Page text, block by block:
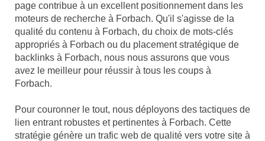
page contribue à un excellent positionnement dans les
moteurs de recherche à Forbach. Qu'il s'agisse de la
qualité du contenu à Forbach, du choix de mots-clés
appropriés à Forbach ou du placement stratégique de
backlinks à Forbach, nous nous assurons que vous
avez le meilleur pour réussir à tous les coups à
Forbach.
Pour couronner le tout, nous déployons des tactiques de
lien entrant robustes et pertinentes à Forbach. Cette
stratégie génère un trafic web de qualité vers votre site à